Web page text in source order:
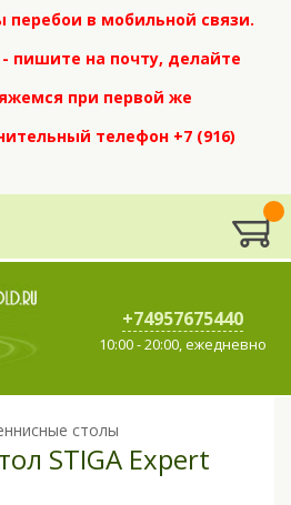
в мобильной связи.
пишите на почту, делайте
при первой же
телефон +7 (916)
+74957675440
10:00 - 20:00, ежедневно
столы
STIGA Expert